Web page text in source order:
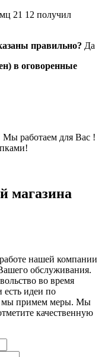
21 12 получил
правильно? Да
в оговоренные
Мы работаем для Вас !
магазина
нашей компании
обслуживания.
во время
идеи по
мы примем меры. Мы
качественную